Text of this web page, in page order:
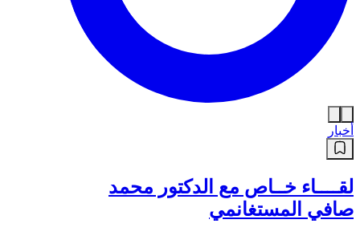
أخبار
لقــــاء خــاص مع الدكتور محمد
صافي المستغانمي